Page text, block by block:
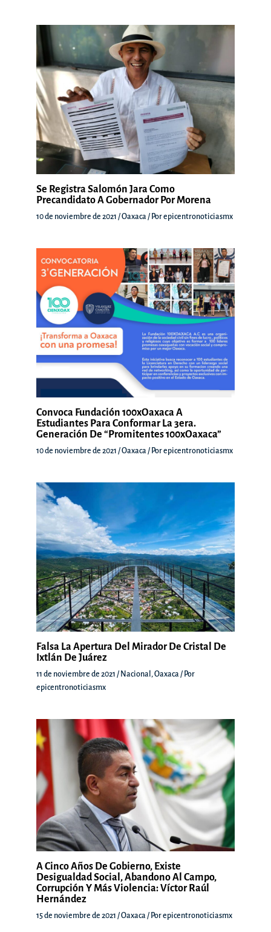
Se Registra Salomón Jara Como
Precandidato A Gobernador Por Morena
10 de noviembre de 2021 /Oaxaca / Porepicentronoticiasmx
Convoca Fundación 100xOaxaca A
Estudiantes Para Conformar La 3era.
Generación De “Promitentes 100xOaxaca”
10 de noviembre de 2021 /Oaxaca / Porepicentronoticiasmx
Falsa La Apertura Del Mirador De Cristal De
Ixtlán De Juárez
11 de noviembre de 2021 / Nacional ,Oaxaca / Por
epicentronoticiasmx
A Cinco Años De Gobierno, Existe
Desigualdad Social, Abandono Al Campo,
Corrupción Y Más Violencia: Víctor Raúl
Hernández
15 de noviembre de 2021 /Oaxaca / Porepicentronoticiasmx